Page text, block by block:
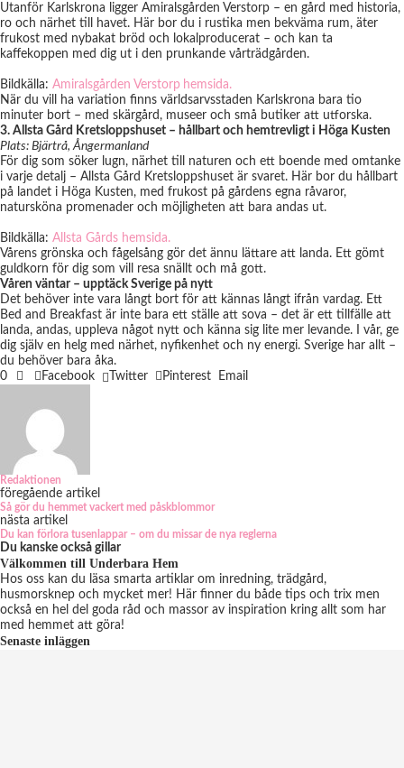
Utanför Karlskrona ligger Amiralsgården Verstorp – en gård med historia,
ro och närhet till havet. Här bor du i rustika men bekväma rum, äter
frukost med nybakat bröd och lokalproducerat – och kan ta
kaffekoppen med dig ut i den prunkande vårträdgården.
Bildkälla: Amiralsgården Verstorp hemsida.
När du vill ha variation finns världsarvsstaden Karlskrona bara tio
minuter bort – med skärgård, museer och små butiker att utforska.
3. Allsta Gård Kretsloppshuset – hållbart och hemtrevligt i Höga Kusten
Plats: Bjärtrå, Ångermanland
För dig som söker lugn, närhet till naturen och ett boende med omtanke
i varje detalj – Allsta Gård Kretsloppshuset är svaret. Här bor du hållbart
på landet i Höga Kusten, med frukost på gårdens egna råvaror,
natursköna promenader och möjligheten att bara andas ut.
Bildkälla: Allsta Gårds hemsida.
Vårens grönska och fågelsång gör det ännu lättare att landa. Ett gömt
guldkorn för dig som vill resa snällt och må gott.
Våren väntar – upptäck Sverige på nytt
Det behöver inte vara långt bort för att kännas långt ifrån vardag. Ett
Bed and Breakfast är inte bara ett ställe att sova – det är ett tillfälle att
landa, andas, uppleva något nytt och känna sig lite mer levande. I vår, ge
dig själv en helg med närhet, nyfikenhet och ny energi. Sverige har allt –
du behöver bara åka.
0
Facebook Twitter Pinterest Email
Redaktionen
föregående artikel
Så gör du hemmet vackert med påskblommor
nästa artikel
Du kan förlora tusenlappar – om du missar de nya reglerna
Du kanske också gillar
Välkommen till Underbara Hem
Hos oss kan du läsa smarta artiklar om inredning, trädgård,
husmorsknep och mycket mer! Här finner du både tips och trix men
också en hel del goda råd och massor av inspiration kring allt som har
med hemmet att göra!
Senaste inläggen